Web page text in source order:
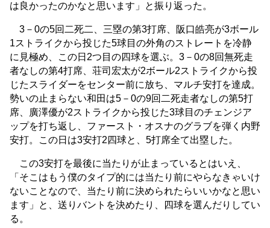
は良かったのかなと思います」と振り返った。
3－0の5回二死二、三塁の第3打席、阪口皓亮が3ボール
1ストライクから投じた5球目の外角のストレートを冷静
に見極め、この日2つ目の四球を選ぶ。3－0の8回無死走
者なしの第4打席、荘司宏太が2ボール2ストライクから投
じたスライダーをセンター前に放ち、マルチ安打を達成。
勢いの止まらない和田は5－0の9回二死走者なしの第5打
席、廣澤優が2ストライクから投じた3球目のチェンジア
ップを打ち返し、ファースト・オスナのグラブを弾く内野
安打。この日は3安打2四球と、5打席全て出塁した。
この3安打を最後に当たりが止まっているとはいえ、
「そこはもう僕のタイプ的には当たり前にやらなきゃいけ
ないことなので、当たり前に決められたらいいかなと思い
ます」と、送りバントを決めたり、四球を選んだりしてい
る。